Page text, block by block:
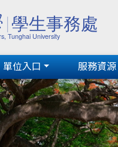
單位入口 服務資源